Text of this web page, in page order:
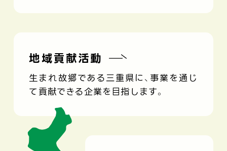
地域貢献活動
生まれ故郷である三重県に、事業を通じ
て貢献できる企業を目指します。